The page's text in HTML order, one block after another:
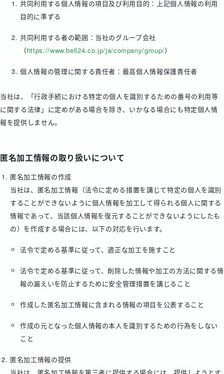
共同利用する個人情報の項目及び利用目的：上記個人情報の利用
目的に準ずる
共同利用する者の範囲：当社のグループ会社
（https://www.bell24.co.jp/ja/company/group/）
個人情報の管理に関する責任者：最高個人情報保護責任者
当社は、「行政手続における特定の個人を識別するための番号の利用等
に関する法律」に定めがある場合を除き、いかなる場合にも特定個人情
報を提供しません。
匿名加工情報の取り扱いについて
匿名加工情報の作成
当社は、匿名加工情報（法令に定める措置を講じて特定の個人を識別
することができないように個人情報を加工して得られる個人に関する
情報であって、当該個人情報を復元することができないようにしたも
の）を作成する場合には、以下の対応を行います。
法令で定める基準に従って、適正な加工を施すこと
法令で定める基準に従って、削除した情報や加工の方法に関する情
報の漏えいを防止するために安全管理措置を講じること
作成した匿名加工情報に含まれる情報の項目を公表すること
作成の元となった個人情報の本人を識別するための行為をしない
こと
匿名加工情報の提供